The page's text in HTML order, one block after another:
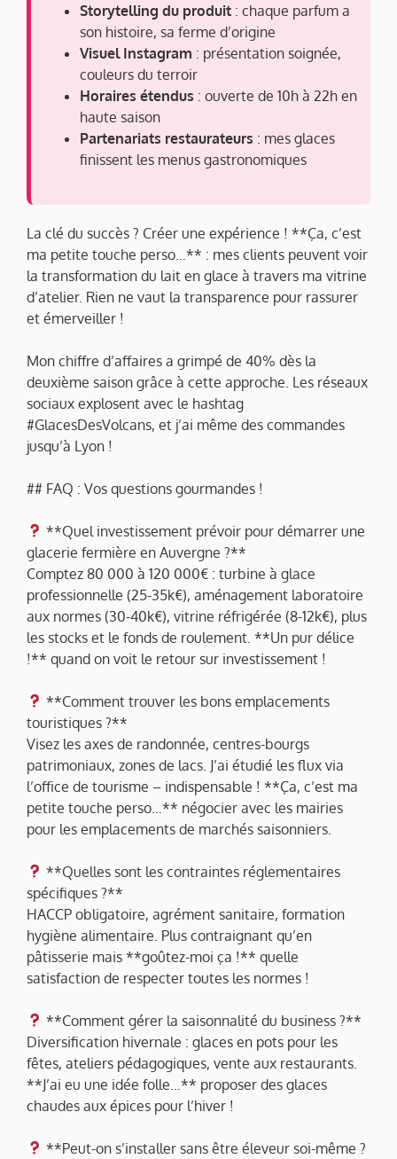
Storytelling du produit : chaque parfum a
son histoire, sa ferme d’origine
Visuel Instagram : présentation soignée,
couleurs du terroir
Horaires étendus : ouverte de 10h à 22h en
haute saison
Partenariats restaurateurs : mes glaces
finissent les menus gastronomiques
La clé du succès ? Créer une expérience ! **Ça, c’est
ma petite touche perso…** : mes clients peuvent voir
la transformation du lait en glace à travers ma vitrine
d’atelier. Rien ne vaut la transparence pour rassurer
et émerveiller !
Mon chiffre d’affaires a grimpé de 40% dès la
deuxième saison grâce à cette approche. Les réseaux
sociaux explosent avec le hashtag
#GlacesDesVolcans, et j’ai même des commandes
jusqu’à Lyon !
## FAQ : Vos questions gourmandes !
**Quel investissement prévoir pour démarrer une
glacerie fermière en Auvergne ?**
Comptez 80 000 à 120 000€ : turbine à glace
professionnelle (25-35k€), aménagement laboratoire
aux normes (30-40k€), vitrine réfrigérée (8-12k€), plus
les stocks et le fonds de roulement. **Un pur délice
!** quand on voit le retour sur investissement !
**Comment trouver les bons emplacements
touristiques ?**
Visez les axes de randonnée, centres-bourgs
patrimoniaux, zones de lacs. J’ai étudié les flux via
l’office de tourisme – indispensable ! **Ça, c’est ma
petite touche perso…** négocier avec les mairies
pour les emplacements de marchés saisonniers.
**Quelles sont les contraintes réglementaires
spécifiques ?**
HACCP obligatoire, agrément sanitaire, formation
hygiène alimentaire. Plus contraignant qu’en
pâtisserie mais **goûtez-moi ça !** quelle
satisfaction de respecter toutes les normes !
**Comment gérer la saisonnalité du business ?**
Diversification hivernale : glaces en pots pour les
fêtes, ateliers pédagogiques, vente aux restaurants.
**J’ai eu une idée folle…** proposer des glaces
chaudes aux épices pour l’hiver !
**Peut-on s’installer sans être éleveur soi-même ?